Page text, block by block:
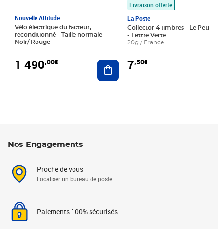
Nouvelle Attitude
Vélo électrique du facteur,
reconditionné - Taille normale -
Noir/ Rouge
1 490,00€ Ajouter au panier
Livraison offerte
La Poste
Collector 4 timbres - Le Petit
- Lettre Verte
20g / France
7,50€
Nos Engagements
Proche de vous
Localiser un bureau de poste
Paiements 100% sécurisés